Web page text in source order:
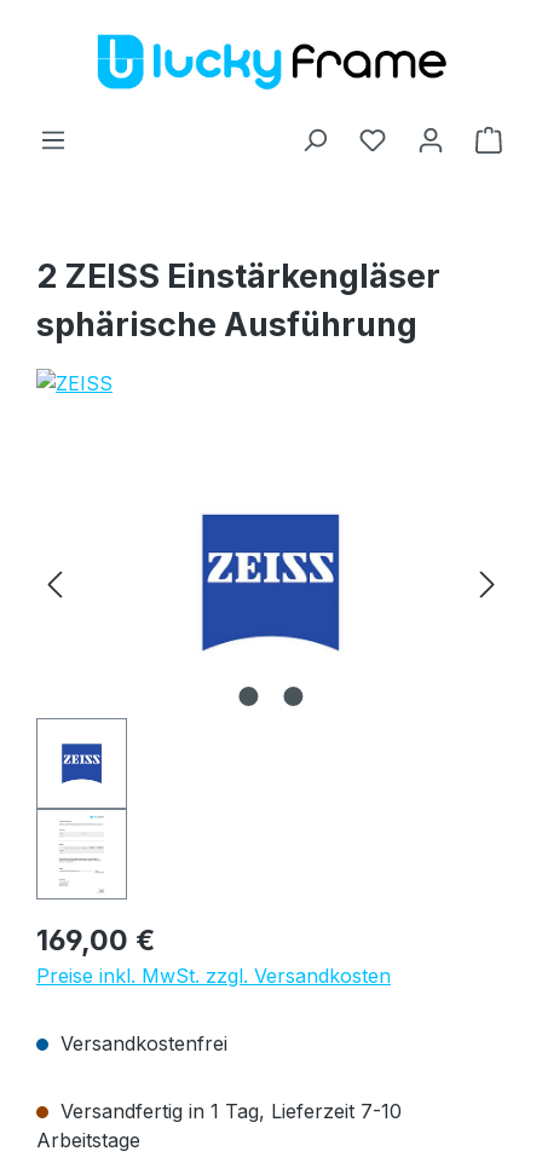
Zum Hauptinhalt springen
2 ZEISS Einstärkengläser
sphärische Ausführung
Regulärer Preis:
169,00 €
Preise inkl. MwSt. zzgl. Versandkosten
Versandkostenfrei
Versandfertig in 1 Tag, Lieferzeit 7-10
Arbeitstage